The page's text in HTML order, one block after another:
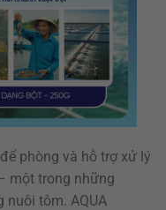
phòng và hỗ trợ xử lý
một trong những
nuôi tôm. AQUA